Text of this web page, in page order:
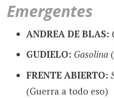
Emergentes
ANDREA DE BLAS:
GUDIELO: Gasolina
FRENTE ABIERTO:
(Guerra a todo eso)